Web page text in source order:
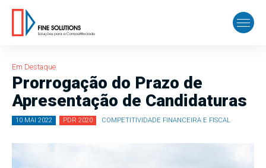
Em Destaque
Prorrogação do Prazo de
Apresentação de Candidaturas
10 MAI 2022 PDR 2020 COMPETITIVIDADE FINANCEIRA E FISCAL